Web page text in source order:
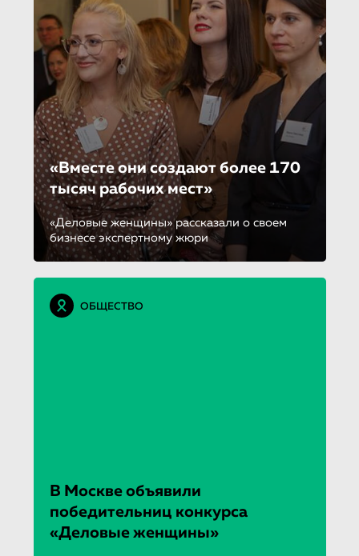
«Вместе они создают более 170
тысяч рабочих мест»
«Деловые женщины» рассказали о своем
бизнесе экспертному жюри
ОБЩЕСТВО
В Москве объявили
победительниц конкурса
«Деловые женщины»